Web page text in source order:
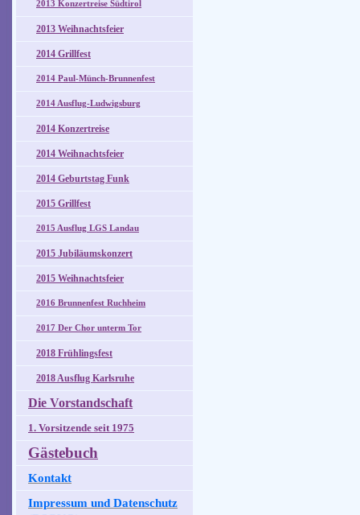
2013 Konzertreise Südtirol
2013 Weihnachtsfeier
2014 Grillfest
2014 Paul-Münch-Brunnenfest
2014 Ausflug-Ludwigsburg
2014 Konzertreise
2014 Weihnachtsfeier
2014 Geburtstag Funk
2015 Grillfest
2015 Ausflug LGS Landau
2015 Jubiläumskonzert
2015 Weihnachtsfeier
2016 Brunnenfest Ruchheim
2017 Der Chor unterm Tor
2018 Frühlingsfest
2018 Ausflug Karlsruhe
Die Vorstandschaft
1. Vorsitzende seit 1975
Gästebuch
Kontakt
Impressum und Datenschutz